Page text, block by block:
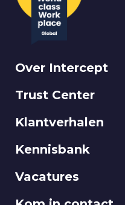
Over Intercept
Trust Center
Klantverhalen
Kennisbank
Vacatures